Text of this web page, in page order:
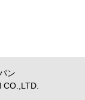
パン